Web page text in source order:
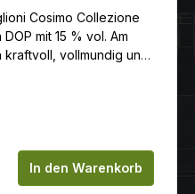
Cosimo Collezione
mit 15 % vol. Am
vollmundig und
den
In den Warenkorb